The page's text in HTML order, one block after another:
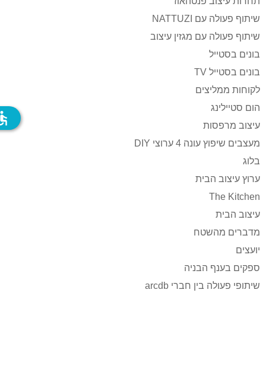
שיתוף פעולה עם NATTUZI
שיתוף פעולה עם מגזין עיצוב
בונים בסטייל
בונים בסטייל TV
לקוחות ממליצים
הום סטיילינג
עיצוב מרפסות
מעצבים שיפוץ עונה 4 ערוצי DIY
בלוג
ערוץ עיצוב הבית
The Kitchen
עיצוב הבית
מדברים מהשטח
יועצים
ספקים בענף הבניה
שיתופי פעולה בין חברי arcdb